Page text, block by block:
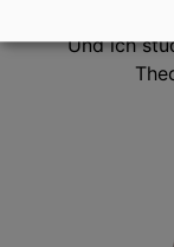
Und ich